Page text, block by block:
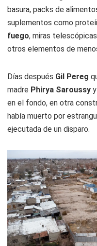
basura, packs de
suplementos como
fuego, miras
otros elementos de
Días después Gil Pereg
madre Phirya Saroussy
en el fondo, en otra
había muerto por
ejecutada de un disparo.